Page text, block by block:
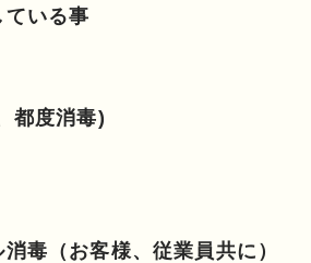
いる事
都度消毒)
毒（お客様、従業員共に）